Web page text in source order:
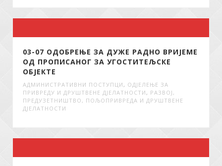
03-07 ОДОБРЕЊЕ ЗА ДУЖЕ РАДНО ВРИЈЕМЕ
ОД ПРОПИСАНОГ ЗА УГОСТИТЕЉСКЕ
ОБЈЕКТЕ
АДМИНИСТРАТИВНИ ПОСТУПЦИ , ОДЈЕЛЕЊЕ ЗА
ПРИВРЕДУ И ДРУШТВЕНЕ ДЈЕЛАТНОСТИ , РАЗВОЈ,
ПРЕДУЗЕТНИШТВО, ПОЉОПРИВРЕДА И ДРУШТВЕНЕ
ДЈЕЛАТНОСТИ